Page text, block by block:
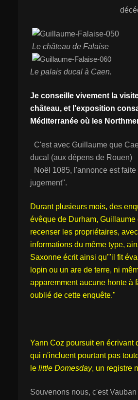
Le château de Falaise
Le palais ducal à Caen.
Je conseille vivement la
château, et l'exposition
Méditerranée où les
C'est avec Guillaume que
ducal (aux dépens de Rouen)
Noël 1085, l'annonce est
jugement".
Durant plusieurs mois, des
évêque de Durham,
recenser les propriétaires,
informations du même type,
Saxonne écrit ainsi qu'"il fit
lopin ou un are de terre, ni
apparemment aucune honte à
oublié de cette enquête."
Yann Coz poursuit en écrivant
qui n'incluent pourtant pas
le little Domesday, un registre
Souvenons nous, c'est